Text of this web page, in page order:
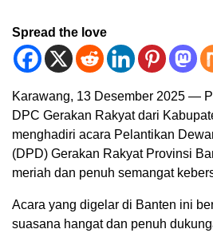
Spread the love
Karawang, 13 Desember 2025 —
DPC Gerakan Rakyat dari
menghadiri acara Pelantikan
(DPD) Gerakan Rakyat Provinsi
meriah dan penuh semangat
Acara yang digelar di Banten ini
suasana hangat dan penuh